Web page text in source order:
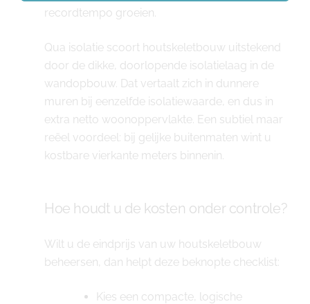
recordtempo groeien.
Qua isolatie scoort houtskeletbouw uitstekend
door de dikke, doorlopende isolatielaag in de
wandopbouw. Dat vertaalt zich in dunnere
muren bij eenzelfde isolatiewaarde, en dus in
extra netto woonoppervlakte. Een subtiel maar
reëel voordeel: bij gelijke buitenmaten wint u
kostbare vierkante meters binnenin.
Hoe houdt u de kosten onder controle?
Wilt u de eindprijs van uw houtskeletbouw
beheersen, dan helpt deze beknopte checklist:
Kies een compacte, logische